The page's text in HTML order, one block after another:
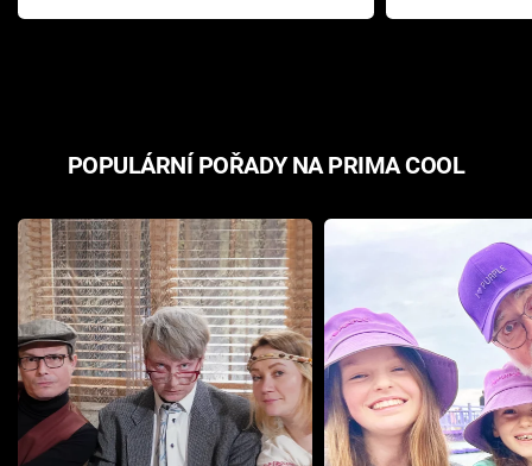
Pottera přišla s ráznou
přichází s
POPULÁRNÍ POŘADY NA PRIMA COOL